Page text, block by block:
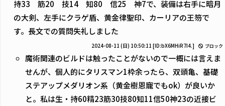
持33 筋20 技14 知80 信25 神7で、装備は右手に暗月
の大剣、左手にクラゲ盾、黄金律聖印、カーリアの王笏で
す。長文での質問失礼しました
2024-08-11 (日) 10:50:11 [ID:bX6MHiR7I4.] ブロック
魔術関連のビルドは触ったことがないので一概には言えま
せんが、個人的にタリスマン1枠余ったら、双頭亀、基礎
ステアップメダリオン系（黄金樹恩寵でもok）が良いか
と。私は生・持60精23筋30技80知11信50神23の近接ビ